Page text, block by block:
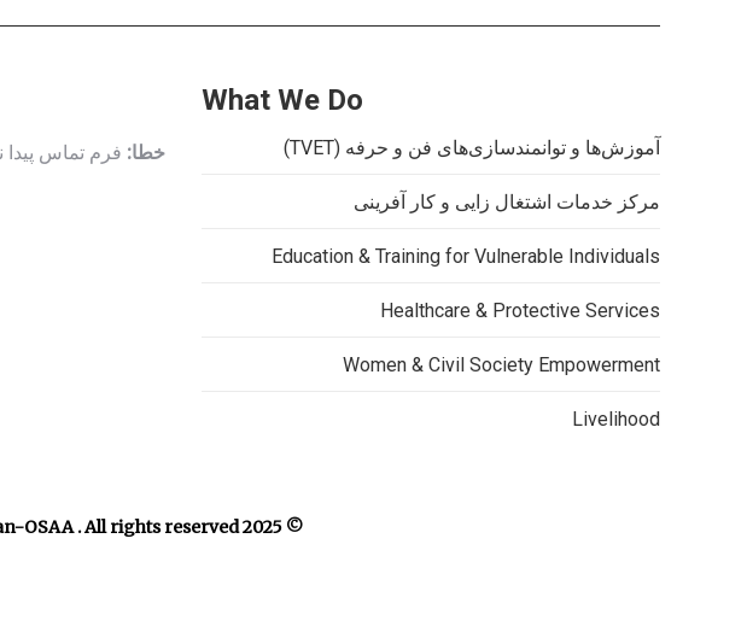
خطا: فرم تماس پیدا
What We Do
آموزش‌ها و توانمندسازی‌های فن و حرفه‌ (TVET)
مرکز خدمات اشتغال زایی و کار آفرینی
Education & Training for Vulnerable Individuals
Healthcare & Protective Services
Women & Civil Society Empowerment
Livelihood
© 2025
OSAA . All rights reserved.